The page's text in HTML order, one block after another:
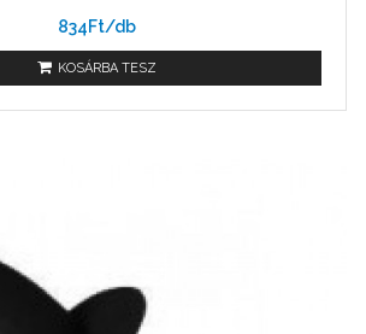
834Ft/db
KOSÁRBA TESZ